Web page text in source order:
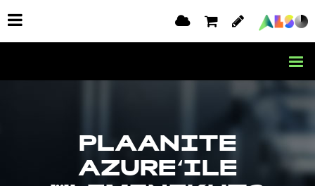
PLAANITE
AZURE‘ILE